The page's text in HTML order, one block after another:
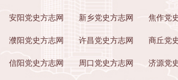
安阳党史方志网 新乡党史方志网 焦作党
濮阳党史方志网 许昌党史方志网 商丘党
信阳党史方志网 周口党史方志网 济源党